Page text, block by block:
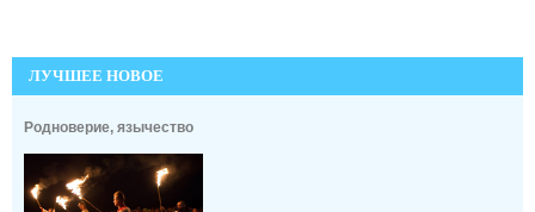
ЛУЧШЕЕ НОВОЕ
Родноверие, язычество